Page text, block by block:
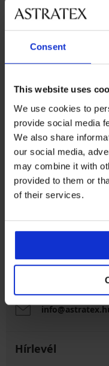
Consent
This website uses
We use cookies to
provide social media
We also share
our social media,
may combine it with
provided to them or
of their services.
A legkedveltebb márkák
A leggyakrabban
fekete
piros
A leggyakrabban
S
M XS XL
8% visszatérítés a
vásárlásból
Munkanapokon 8:00 -
Hírlevél